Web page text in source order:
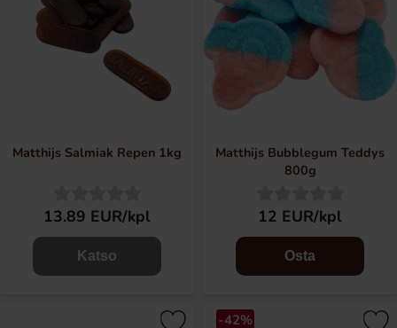
Matthijs Salmiak Repen 1kg
13.89 EUR/kpl
Katso
Matthijs Bubblegum Teddys
800g
12 EUR/kpl
Osta
-42%